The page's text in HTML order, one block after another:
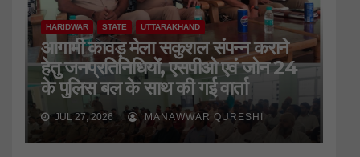
HARIDWAR STATE UTTARAKHAND
आगामी कावड़ मेला सकुशल संपन्न कराने
हेतु जनप्रतिनिधियों, एसपीओ एवं जोन 24
के पुलिस बल के साथ की गई वार्ता
JUL 27, 2026 MANAWWAR QURESHI